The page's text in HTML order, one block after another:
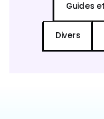
Guides
Divers